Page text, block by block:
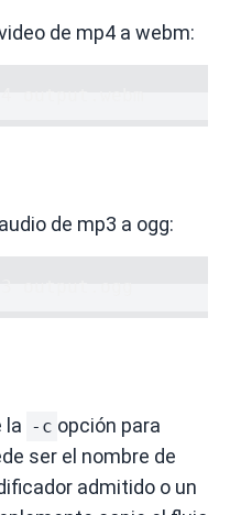
de mp4 a webm:
de mp3 a ogg:
la -c opción para
ser el nombre de
admitido o un